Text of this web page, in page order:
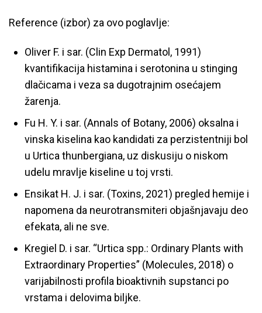
Reference (izbor) za ovo poglavlje:
Oliver F. i sar. (Clin Exp Dermatol, 1991)
kvantifikacija histamina i serotonina u stinging
dlačicama i veza sa dugotrajnim osećajem
žarenja.
Fu H. Y. i sar. (Annals of Botany, 2006) oksalna i
vinska kiselina kao kandidati za perzistentniji bol
u Urtica thunbergiana, uz diskusiju o niskom
udelu mravlje kiseline u toj vrsti.
Ensikat H. J. i sar. (Toxins, 2021) pregled hemije i
napomena da neurotransmiteri objašnjavaju deo
efekata, ali ne sve.
Kregiel D. i sar. “Urtica spp.: Ordinary Plants with
Extraordinary Properties” (Molecules, 2018) o
varijabilnosti profila bioaktivnih supstanci po
vrstama i delovima biljke.